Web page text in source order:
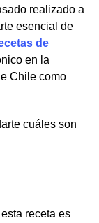
realizado a
esencial de
de
en la
Chile como
cuáles son
receta es